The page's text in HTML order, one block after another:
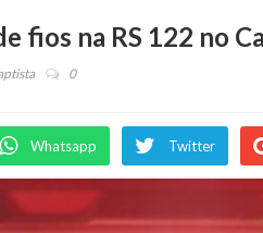
fios na RS 122 no
0
Whatsapp Twitter